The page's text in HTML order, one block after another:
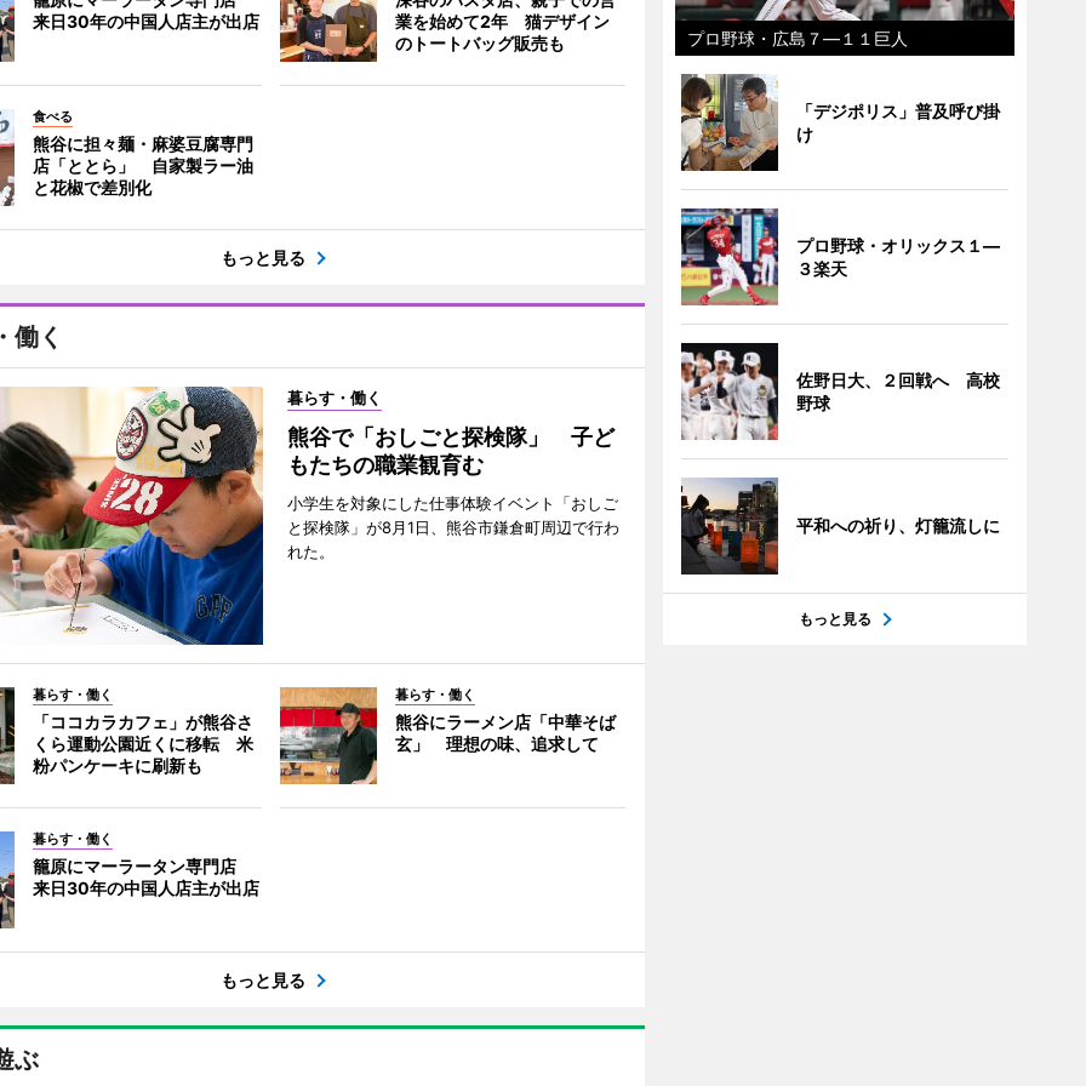
来日30年の中国人店主が出店
業を始めて2年 猫デザイン
のトートバッグ販売も
食べる
熊谷に担々麺・麻婆豆腐専門
店「ととら」 自家製ラー油
と花椒で差別化
もっと見る
働く
暮らす・働く
熊谷で「おしごと探検隊」 子ど
もたちの職業観育む
小学生を対象にした仕事体験イベント「おしご
と探検隊」が8月1日、熊谷市鎌倉町周辺で行わ
れた。
暮らす・働く
「ココカラカフェ」が熊谷さ
くら運動公園近くに移転 米
粉パンケーキに刷新も
暮らす・働く
熊谷にラーメン店「中華そば
玄」 理想の味、追求して
暮らす・働く
籠原にマーラータン専門店
来日30年の中国人店主が出店
もっと見る
ぶ
プロ野球・広島７―１１巨人
「デジポリス」普及呼び掛
け
プロ野球・オリックス１―
３楽天
佐野日大、２回戦へ 高校
野球
平和への祈り、灯籠流しに
もっと見る